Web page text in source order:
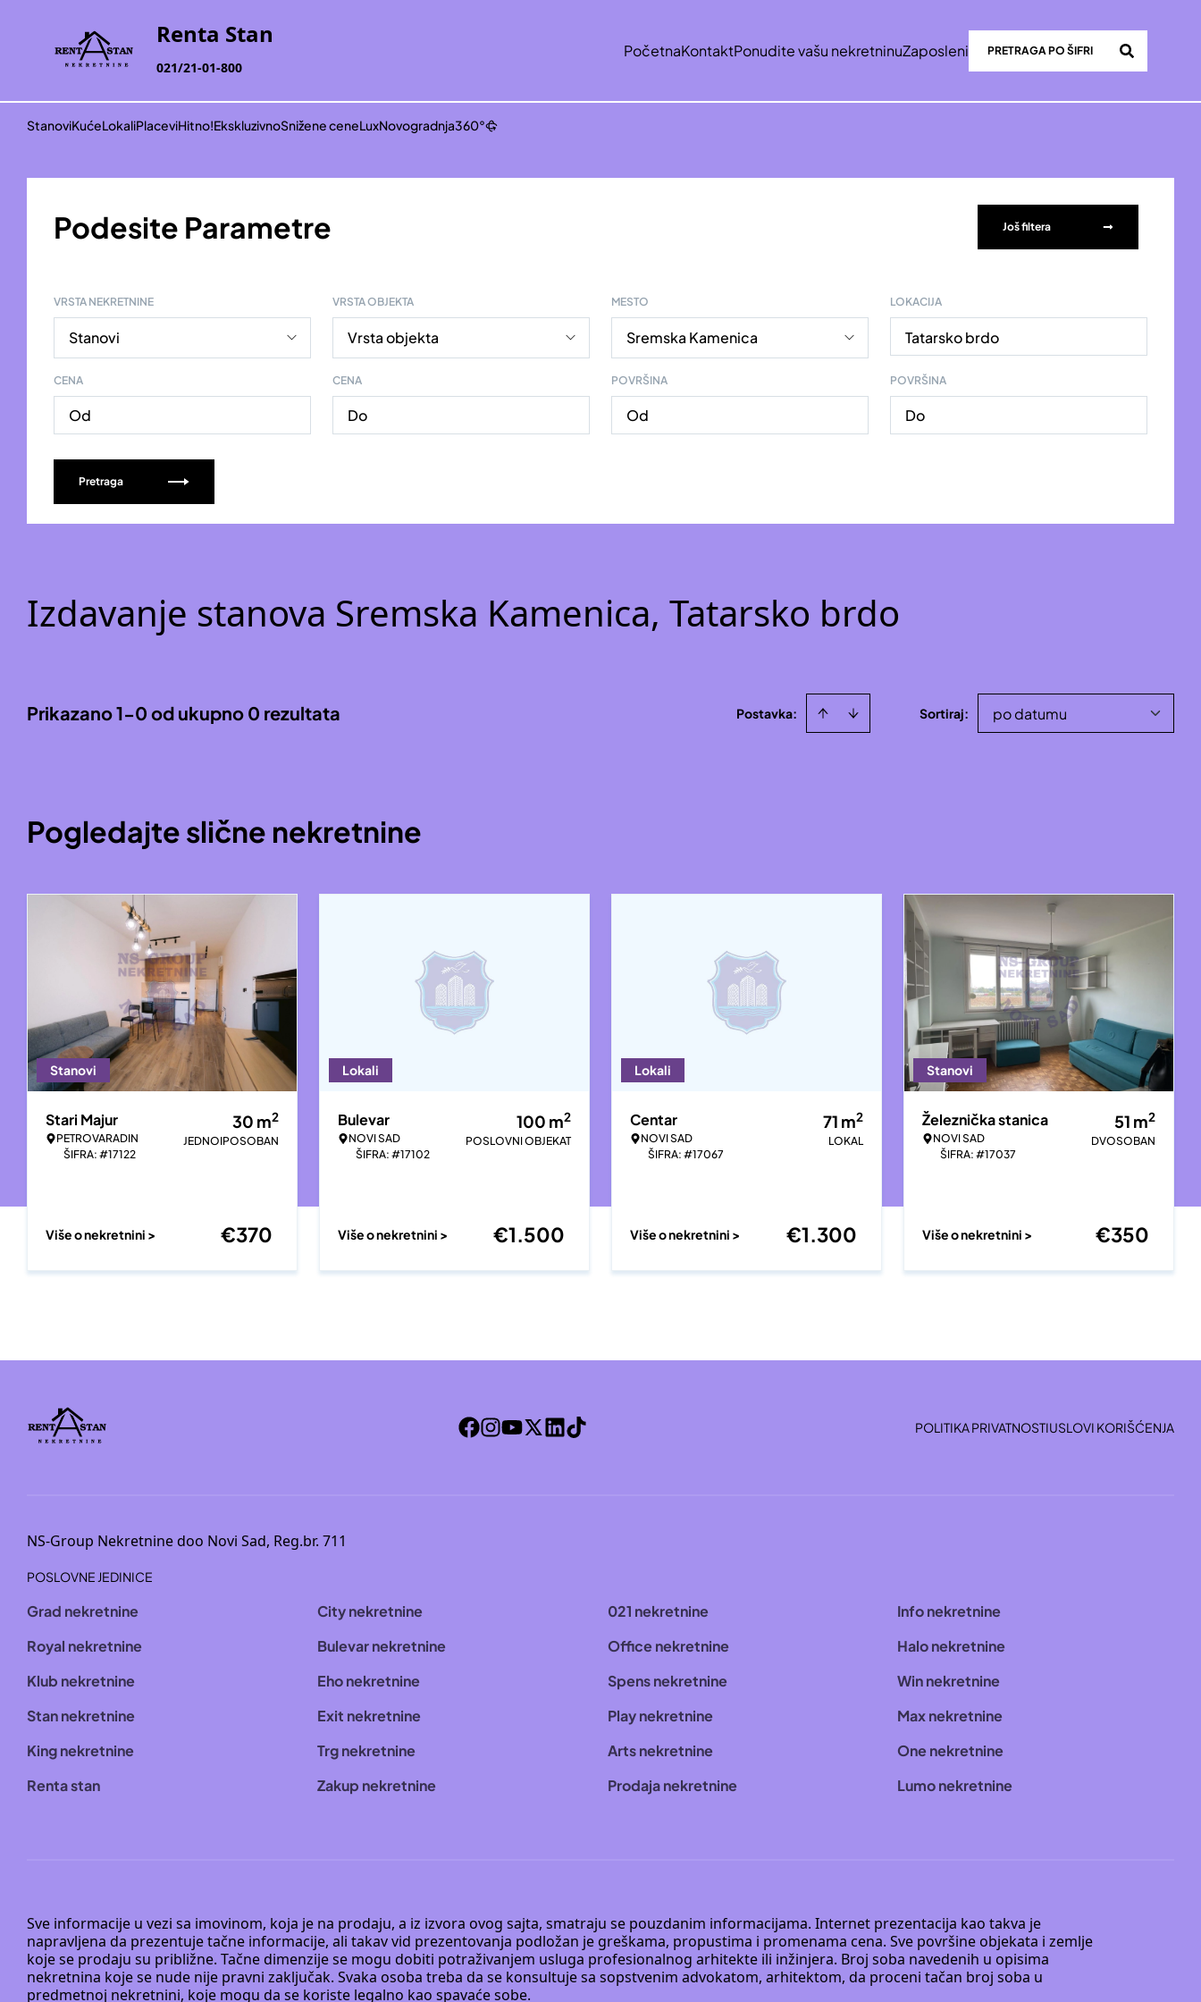
Renta Stan
021/21-01-800
PočetnaKontaktPonudite vašu nekretninuZaposleni
StanoviKućeLokaliPlaceviHitno!EkskluzivnoSnižene ceneLuxNovogradnja360°
Podesite Parametre Još filtera
VRSTA NEKRETNINE VRSTA OBJEKTA MESTO LOKACIJA
Tatarsko brdo
CENA CENA POVRŠINA POVRŠINA
Pretraga
Izdavanje stanova Sremska Kamenica, Tatarsko brdo
Prikazano 1-0 od ukupno 0 rezultata Postavka: Sortiraj: po datumu
Pogledajte slične nekretnine
Stanovi
Stari Majur
PETROVARADIN
ŠIFRA: #17122
30 m2
JEDNOIPOSOBAN
Više o nekretnini > €370
Lokali
Bulevar
NOVI SAD
ŠIFRA: #17102
100 m2
POSLOVNI OBJEKAT
Više o nekretnini > €1.500
Lokali
Centar
NOVI SAD
ŠIFRA: #17067
71 m2
LOKAL
Više o nekretnini > €1.300
Stanovi
Železnička stanica
NOVI SAD
ŠIFRA: #17037
51 m2
DVOSOBAN
Više o nekretnini > €350
POLITIKA PRIVATNOSTIUSLOVI KORIŠĆENJA
Sve informacije u vezi sa imovinom, koja je na prodaju, a iz izvora ovog sajta, smatraju se pouzdanim informacijama. Internet prezentacija kao takva je
napravljena da prezentuje tačne informacije, ali takav vid prezentovanja podložan je greškama, propustima i promenama cena. Sve površine objekata i zemlje
koje se prodaju su približne. Tačne dimenzije se mogu dobiti potraživanjem usluga profesionalnog arhitekte ili inžinjera. Broj soba navedenih u opisima
nekretnina koje se nude nije pravni zaključak. Svaka osoba treba da se konsultuje sa sopstvenim advokatom, arhitektom, da proceni tačan broj soba u
predmetnoj nekretnini, koje mogu da se koriste legalno kao spavaće sobe.
NS-Group Nekretnine doo Novi Sad, Reg.br. 711
POSLOVNE JEDINICE
Grad nekretnine City nekretnine 021 nekretnine
Info nekretnine
Royal nekretnine
Bulevar nekretnine Office nekretnine
Halo nekretnine
Klub nekretnine
Eho nekretnine Spens nekretnine
Win nekretnine
Stan nekretnine
Exit nekretnine Play nekretnine
Max nekretnine
King nekretnine
Trg nekretnine Arts nekretnine
One nekretnine
Renta stan
Zakup nekretnine Prodaja nekretnine Lumo nekretnine